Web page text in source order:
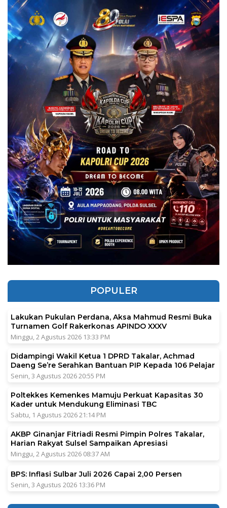
POPULER
Lakukan Pukulan Perdana, Aksa Mahmud Resmi Buka
Turnamen Golf Rakerkonas APINDO XXXV
Minggu, 2 Agustus 2026 13:33 PM
Didampingi Wakil Ketua 1 DPRD Takalar, Achmad
Daeng Se’re Serahkan Bantuan PIP Kepada 106 Pelajar
Senin, 3 Agustus 2026 20:55 PM
Poltekkes Kemenkes Mamuju Perkuat Kapasitas 30
Kader untuk Mendukung Eliminasi TBC
Sabtu, 1 Agustus 2026 21:14 PM
AKBP Ginanjar Fitriadi Resmi Pimpin Polres Takalar,
Harian Rakyat Sulsel Sampaikan Apresiasi
Minggu, 2 Agustus 2026 08:37 AM
BPS: Inflasi Sulbar Juli 2026 Capai 2,00 Persen
Senin, 3 Agustus 2026 13:36 PM